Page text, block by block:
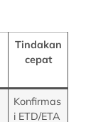
Tindakan
cepat
Konfirmas
i ETD/ETA